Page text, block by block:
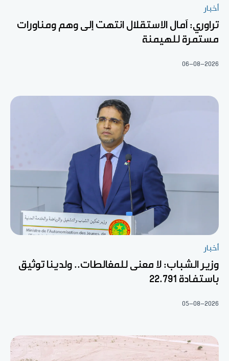
أخبار
تراوري: آمال الاستقلال انتهت إلى وهم ومناورات
مستمرة للهيمنة
06-08-2026
أخبار
وزير الشباب: لا معنى للمغالطات.. ولدينا توثيق
باستفادة 22.791
05-08-2026